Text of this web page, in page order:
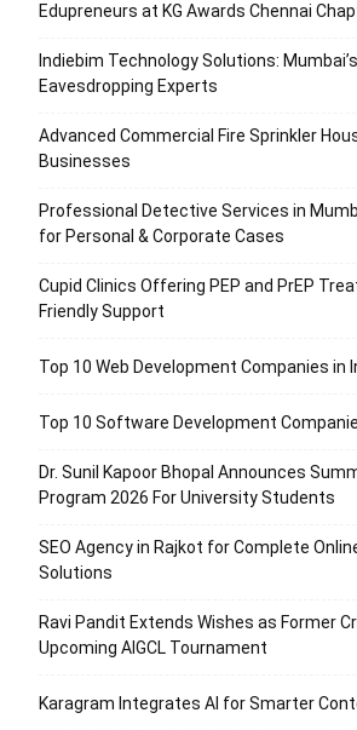
Edupreneurs at KG Awards Chennai
Indiebim Technology Solutions:
Eavesdropping Experts
Advanced Commercial Fire Sprinkler
Businesses
Professional Detective Services in
for Personal & Corporate Cases
Cupid Clinics Offering PEP and PrEP
Friendly Support
Top 10 Web Development Companies in
Top 10 Software Development
Dr. Sunil Kapoor Bhopal Announces
Program 2026 For University Students
SEO Agency in Rajkot for Complete
Solutions
Ravi Pandit Extends Wishes as Former
Upcoming AIGCL Tournament
Karagram Integrates AI for Smarter